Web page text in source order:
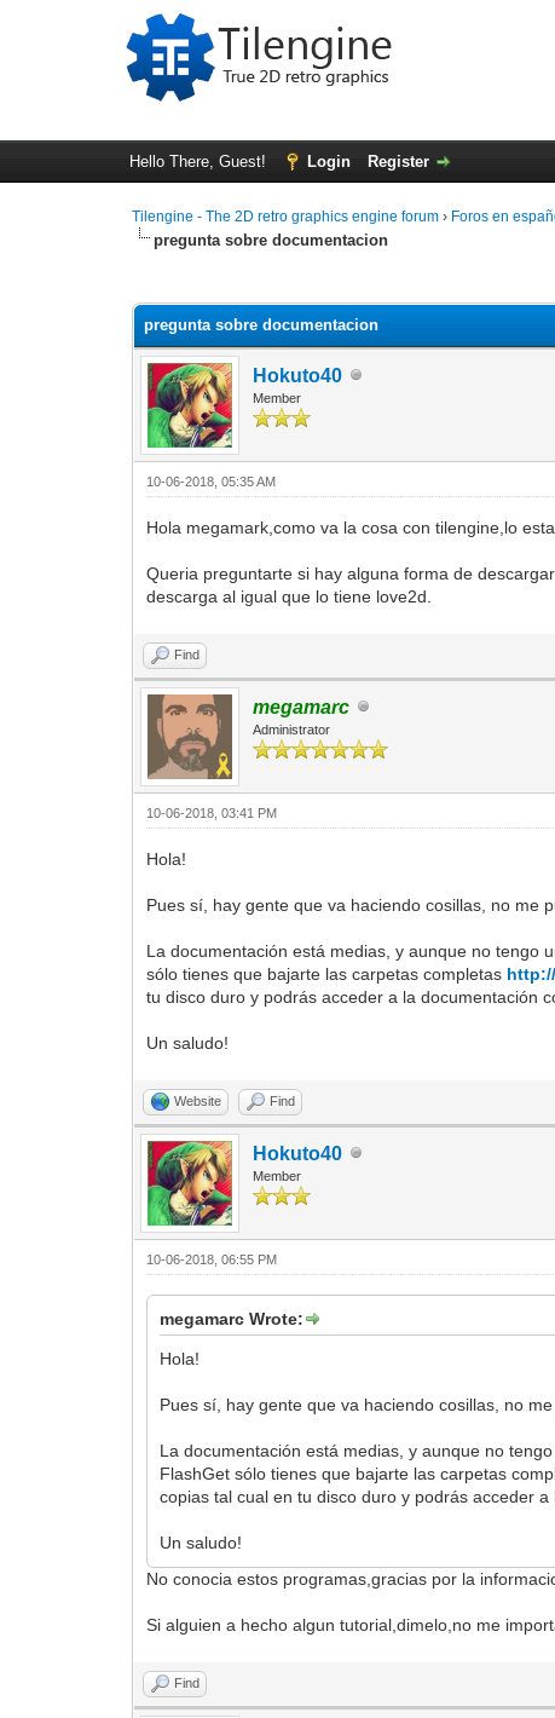
Hello There, Guest! Login Register
Tilengine - The 2D retro graphics engine forum › Foros en
pregunta sobre documentacion
pregunta sobre documentacion
Hokuto40
Member
10-06-2018, 05:35 AM
Hola megamark,como va la cosa con tilengine,lo
Queria preguntarte si hay alguna forma de
descarga al igual que lo tiene love2d.
Find
megamarc
Administrator
10-06-2018, 03:41 PM
Hola!
Pues sí, hay gente que va haciendo cosillas, no me
La documentación está medias, y aunque no tengo
sólo tienes que bajarte las carpetas completas
tu disco duro y podrás acceder a la documentación
Un saludo!
Website Find
Hokuto40
Member
10-06-2018, 06:55 PM
megamarc Wrote:
Hola!
Pues sí, hay gente que va haciendo cosillas, no
La documentación está medias, y aunque no
FlashGet sólo tienes que bajarte las carpetas
copias tal cual en tu disco duro y podrás acceder
Un saludo!
No conocia estos programas,gracias por la
Si alguien a hecho algun tutorial,dimelo,no me
Find